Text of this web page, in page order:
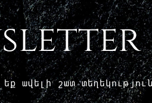
եք ավելի շատ